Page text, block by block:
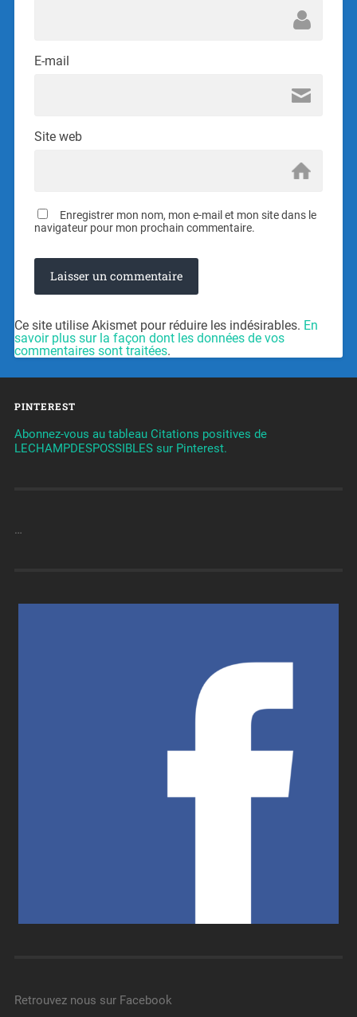
E-mail
Site web
Enregistrer mon nom, mon e-mail et mon site dans le
navigateur pour mon prochain commentaire.
Ce site utilise Akismet pour réduire les indésirables. En
savoir plus sur la façon dont les données de vos
commentaires sont traitées.
PINTEREST
Abonnez-vous au tableau Citations positives de
LECHAMPDESPOSSIBLES sur Pinterest.
…
Retrouvez nous sur Facebook